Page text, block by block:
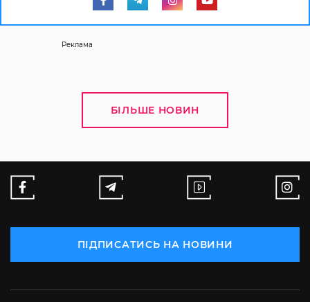
Реклама
БІЛЬШЕ НОВИН
ПІДПИСАТИСЬ НА НОВИНИ